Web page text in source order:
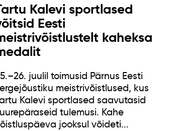
Kalevi sportlased
Eesti
kaheksa
juulil toimusid Pärnus Eesti
meistrivõistlused, kus
Kalevi sportlased saavutasid
tulemusi. Kahe
jooksul võideti...